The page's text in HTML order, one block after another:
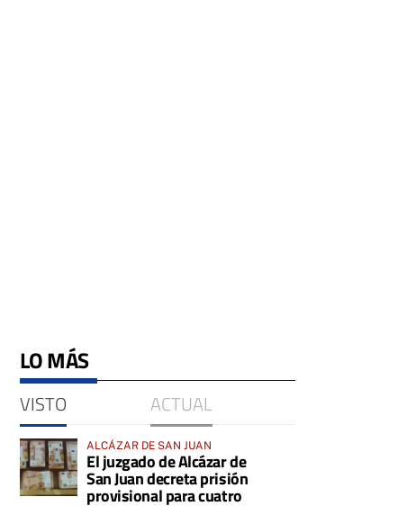
LO MÁS
VISTO ACTUAL
ALCÁZAR DE SAN JUAN
El juzgado de Alcázar de
San Juan decreta prisión
provisional para cuatro